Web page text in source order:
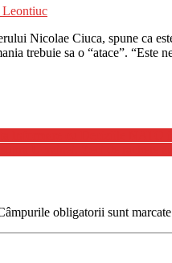
Nicolae Ciuca, spune ca
trebuie sa o “atace”.
obligatorii sunt